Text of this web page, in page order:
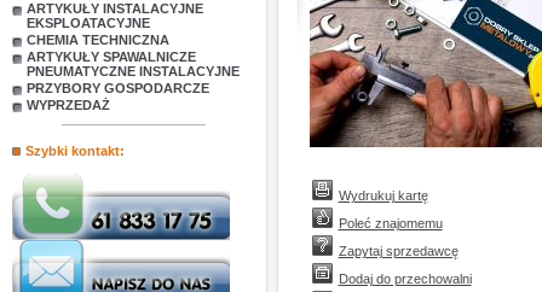
ARTYKUŁY INSTALACYJNE
EKSPLOATACYJNE
CHEMIA TECHNICZNA
ARTYKUŁY SPAWALNICZE
PNEUMATYCZNE INSTALACYJNE
PRZYBORY GOSPODARCZE
WYPRZEDAŻ
Szybki kontakt:
Wydrukuj kartę
Poleć znajomemu
Zapytaj sprzedawcę
Dodaj do przechowalni